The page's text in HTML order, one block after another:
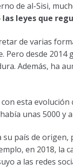
de al-Sisi,
las leyes que
de varias
desde 2014
Además, ha
esta
unas 5000 y
país de origen,
en 2018, la
a las redes